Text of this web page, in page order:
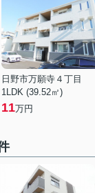
日野市万願寺４丁目
1LDK (39.52㎡)
11万円